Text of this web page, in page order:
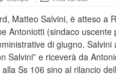
Matteo Salvini, è atteso a
Antoniotti (sindaco
di giugno.
Salvini” e riceverà da
Ss 106 sino al rilancio